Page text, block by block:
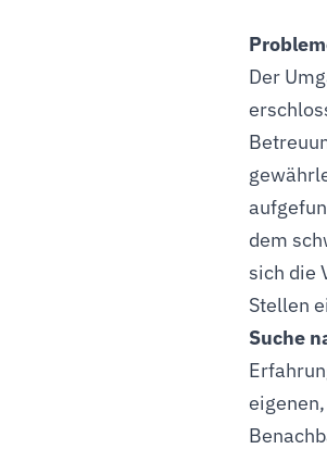
Der
dem
sich die
Stellen
Suche